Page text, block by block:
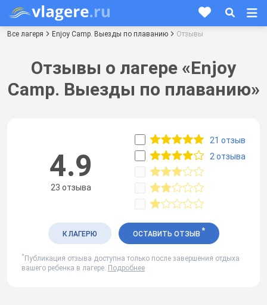
Все лагеря Enjoy Camp. Выезды по плаванию Отзывы
Отзывы о лагере «Enjoy
Camp. Выезды по плаванию»
4.9
23 отзыва
21 отзыв
2 отзыва
К ЛАГЕРЮ ОСТАВИТЬ ОТЗЫВ *
* Публикация отзыва доступна только после завершения отдыха
вашего ребенка в лагере. Подробнее